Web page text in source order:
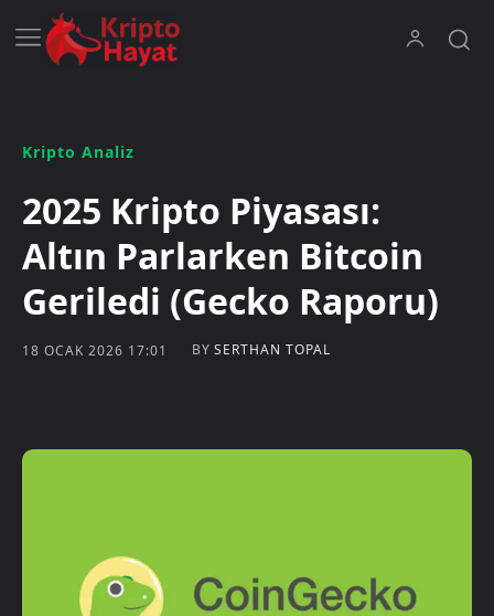
Kripto Analiz
2025 Kripto Piyasası:
Altın Parlarken Bitcoin
Geriledi (Gecko Raporu)
18 OCAK 2026 17:01 BY SERTHAN TOPAL